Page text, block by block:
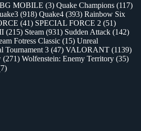
MOBILE (3) Quake Champions (117)
(918) Quake4 (393) Rainbow Six
(41) SPECIAL FORCE 2 (51)
(215) Steam (931) Sudden Attack (142)
Fotress Classic (15) Unreal
Tournament 3 (47) VALORANT (1139)
(271) Wolfenstein: Enemy Territory (35)